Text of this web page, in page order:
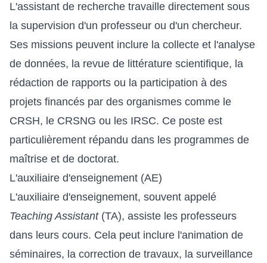
L'assistant de recherche travaille directement sous
la supervision d'un professeur ou d'un chercheur.
Ses missions peuvent inclure la collecte et l'analyse
de données, la revue de littérature scientifique, la
rédaction de rapports ou la participation à des
projets financés par des organismes comme le
CRSH, le CRSNG ou les IRSC. Ce poste est
particulièrement répandu dans les programmes de
maîtrise et de doctorat.
L'auxiliaire d'enseignement (AE)
L'auxiliaire d'enseignement, souvent appelé
Teaching Assistant(TA), assiste les professeurs
dans leurs cours. Cela peut inclure l'animation de
séminaires, la correction de travaux, la surveillance